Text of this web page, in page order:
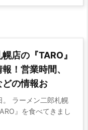
店の『TARO』
！営業時間、
の情報お
ラーメン二郎札幌
』を食べてきまし